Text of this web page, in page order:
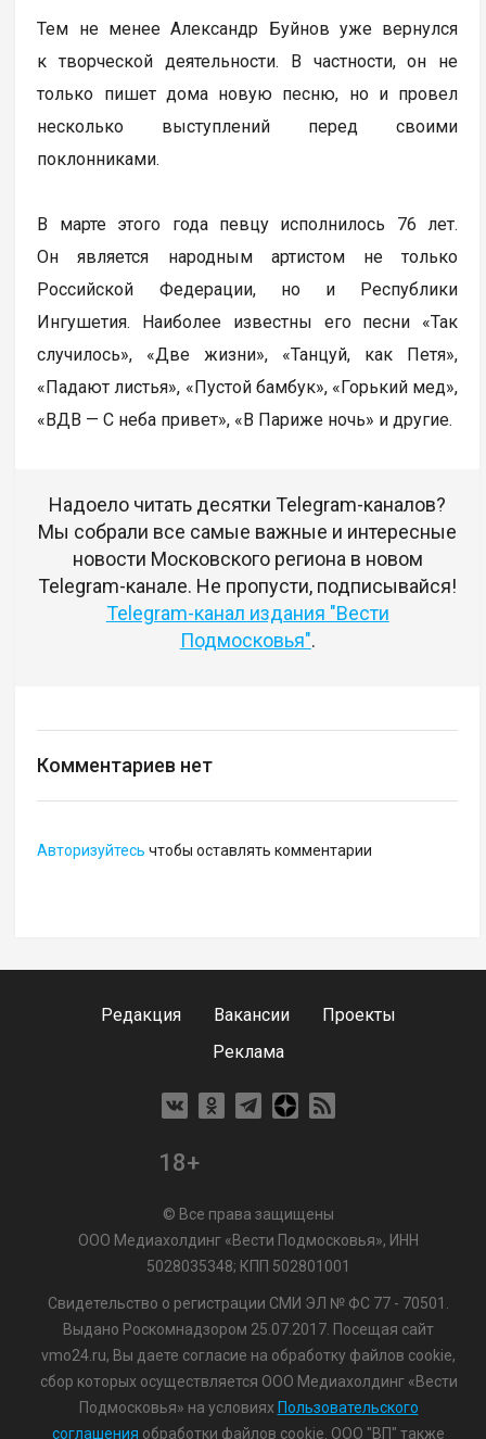
Тем не менее Александр Буйнов уже вернулся
к творческой деятельности. В частности, он не
только пишет дома новую песню, но и провел
несколько выступлений перед своими
поклонниками.
В марте этого года певцу исполнилось 76 лет.
Он является народным артистом не только
Российской Федерации, но и Республики
Ингушетия. Наиболее известны его песни «Так
случилось», «Две жизни», «Танцуй, как Петя»,
«Падают листья», «Пустой бамбук», «Горький мед»,
«ВДВ — С неба привет», «В Париже ночь» и другие.
Надоело читать десятки Telegram-каналов?
Мы собрали все самые важные и интересные
новости Московского региона в новом
Telegram-канале. Не пропусти, подписывайся!
Telegram-канал издания "Вести
Подмосковья".
Комментариев нет
Авторизуйтесь чтобы оставлять комментарии
Редакция Вакансии
Проекты
Реклама
18+
© Все права защищены
ООО Медиахолдинг «Вести Подмосковья», ИНН
5028035348; КПП 502801001
Свидетельство о регистрации СМИ ЭЛ № ФС 77 - 70501.
Выдано Роскомнадзором 25.07.2017. Посещая сайт
vmo24.ru, Вы даете согласие на обработку файлов cookie,
сбор которых осуществляется ООО Медиахолдинг «Вести
Подмосковья» на условиях Пользовательского
соглашения обработки файлов cookie. ООО "ВП" также